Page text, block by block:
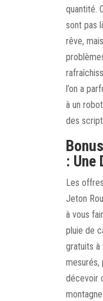
quantité.
sont pas
rêve,
l’on a
à un
des
: Une
Les
Jeton
à vous
pluie de
gratuits à
mesurés,
décevoir